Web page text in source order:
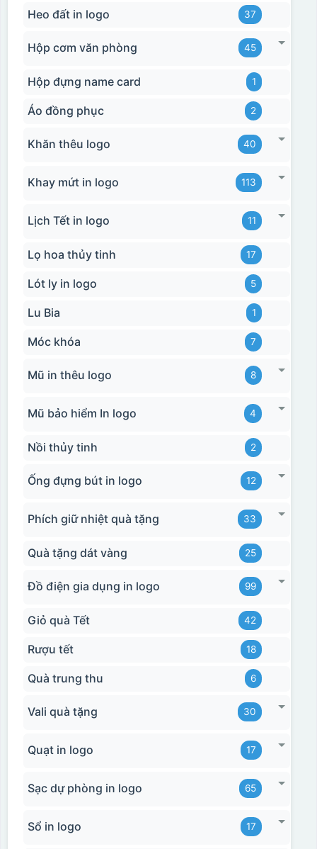
Heo đất in logo 37
Hộp cơm văn phòng 45
Hộp đựng name card 1
Áo đồng phục 2
Khăn thêu logo 40
Khay mứt in logo 113
Lịch Tết in logo 11
Lọ hoa thủy tinh 17
Lót ly in logo 5
Lu Bia 1
Móc khóa 7
Mũ in thêu logo 8
Mũ bảo hiểm In logo 4
Nồi thủy tinh 2
Ống đựng bút in logo 12
Phích giữ nhiệt quà tặng 33
Quà tặng dát vàng 25
Đồ điện gia dụng in logo 99
Giỏ quà Tết 42
Rượu tết 18
Quà trung thu 6
Vali quà tặng 30
Quạt in logo 17
Sạc dự phòng in logo 65
Sổ in logo 17